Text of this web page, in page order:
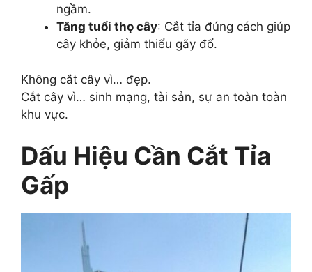
ngầm.
Tăng tuổi thọ cây: Cắt tỉa đúng cách giúp
cây khỏe, giảm thiểu gãy đổ.
Không cắt cây vì… đẹp.
Cắt cây vì… sinh mạng, tài sản, sự an toàn toàn
khu vực.
Dấu Hiệu Cần Cắt Tỉa
Gấp